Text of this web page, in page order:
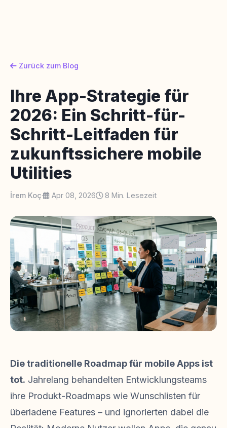
Zurück zum Blog
Ihre App-Strategie für
2026: Ein Schritt-für-
Schritt-Leitfaden für
zukunftssichere mobile
Utilities
İrem Koç· Apr 08, 2026 8 Min. Lesezeit
Die traditionelle Roadmap für mobile Apps ist
tot. Jahrelang behandelten Entwicklungsteams
ihre Produkt-Roadmaps wie Wunschlisten für
überladene Features – und ignorierten dabei die